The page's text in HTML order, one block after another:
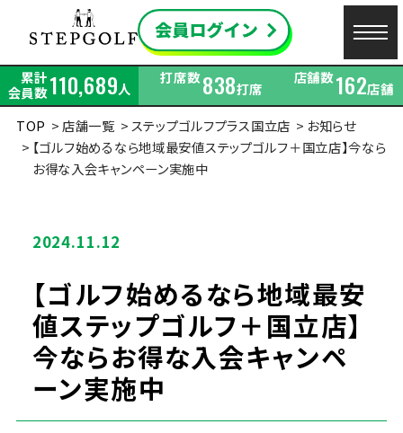
累計
会員数110,689人
打席数838打席
店舗数162店舗
TOP
店舗一覧 ステップゴルフプラス国立店
お知らせ
【ゴルフ始めるなら地域最安値ステップゴルフ＋国立店】今なら
お得な入会キャンペーン実施中
2024.11.12
【ゴルフ始めるなら地域最安
値ステップゴルフ＋国立店】
今ならお得な入会キャンペ
ーン実施中